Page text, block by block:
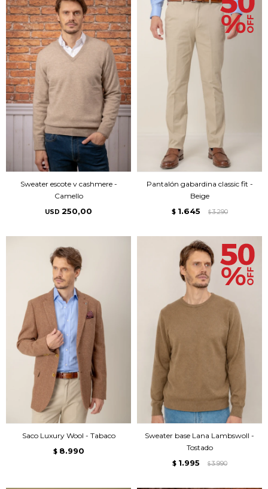
Sweater escote v cashmere -
Camello
USD 250,00
Pantalón gabardina classic fit -
Beige
$ 1.645 $ 3.290
Saco Luxury Wool - Tabaco
$ 8.990
Sweater base Lana Lambswoll -
Tostado
$ 1.995 $ 3.990